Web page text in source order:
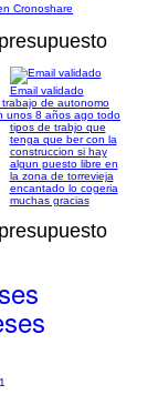
Cronoshare
Email validado
de autonomo
unos 8 años ago todo
tipos de trabjo que
tenga que ber con la
construccion si hay
algun puesto libre en
la zona de torrevieja
encantado lo cogeria
muchas gracias